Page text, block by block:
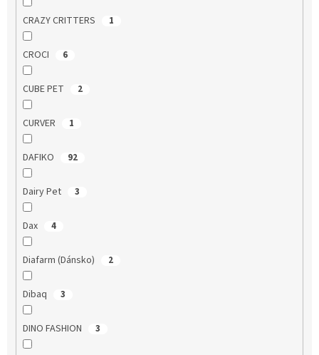
CRAZY CRITTERS 1
CROCI 6
CUBE PET 2
CURVER 1
DAFIKO 92
Dairy Pet 3
Dax 4
Diafarm (Dánsko) 2
Dibaq 3
DINO FASHION 3